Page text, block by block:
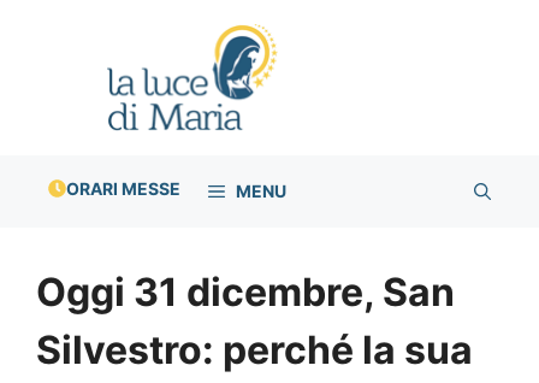
ORARI MESSE MENU
Oggi 31 dicembre, San
Silvestro: perché la sua